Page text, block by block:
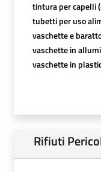
tintura per capelli
tubetti per uso
vaschette e
vaschette in
vaschette in
Rifiuti